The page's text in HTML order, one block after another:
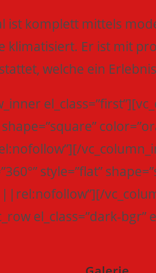
ist komplett mittels
klimatisiert. Er ist mit
welche ein
style=”flat”
el_class=”dark-bgr”